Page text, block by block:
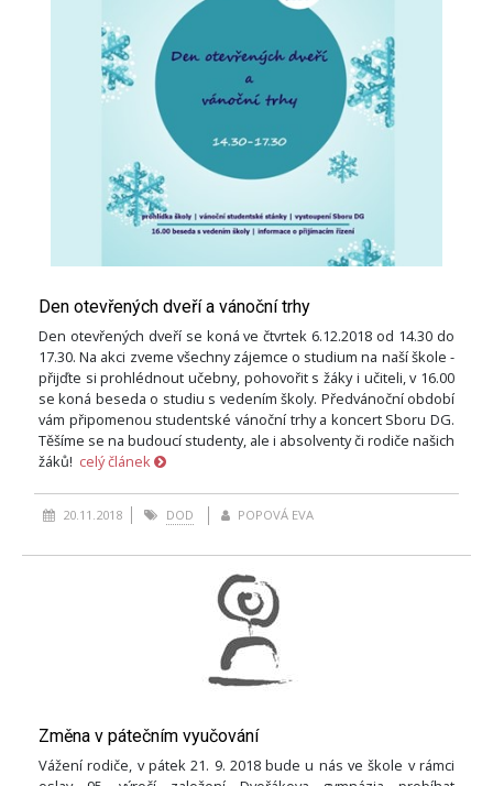
Den otevřených dveří a vánoční trhy
Den otevřených dveří se koná ve čtvrtek 6.12.2018 od 14.30 do
17.30. Na akci zveme všechny zájemce o studium na naší škole -
přijďte si prohlédnout učebny, pohovořit s žáky i učiteli, v 16.00
se koná beseda o studiu s vedením školy. Předvánoční období
vám připomenou studentské vánoční trhy a koncert Sboru DG.
Těšíme se na budoucí studenty, ale i absolventy či rodiče našich
žáků! celý článek
20.11.2018 DOD POPOVÁ EVA
Změna v pátečním vyučování
Vážení rodiče, v pátek 21. 9. 2018 bude u nás ve škole v rámci